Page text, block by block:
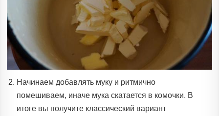
Начинаем добавлять муку и ритмично
помешиваем, иначе мука скатается в комочки. В
итоге вы получите классический вариант